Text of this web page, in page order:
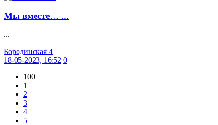
Мы вместе… ...
...
Бородинская 4
18-05-2023, 16:52 0
100
1
2
3
4
5